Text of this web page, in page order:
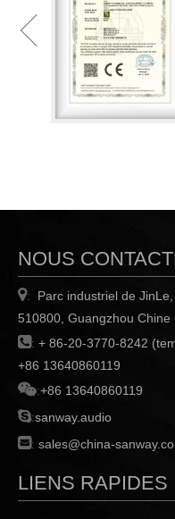
NOUS
:
Parc industriel de
510800, Guangzhou Chine
: + 86-20-3770-8242
+86 13640860119
:+86 13640860119
:sanway.audio
: sales@china-
LIENS RAPIDES